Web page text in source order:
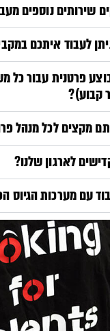
נוספים
לעבוד איתכם
פרטנית עבור כל
קבוע)?
מקצים לכל מנהל
לארגון שלנו?
עם מערכות הגיוס